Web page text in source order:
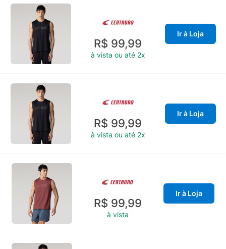
R$ 99,99
à vista ou até 2x
Ir à Loja
R$ 99,99
à vista ou até 2x
Ir à Loja
R$ 99,99
à vista
Ir à Loja